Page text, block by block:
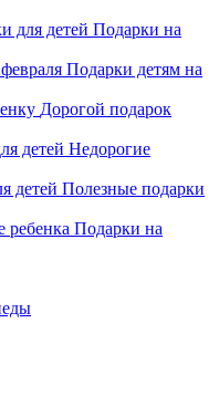
Подарки на
Подарки детям на
Дорогой подарок
Недорогие
Полезные подарки
Подарки на